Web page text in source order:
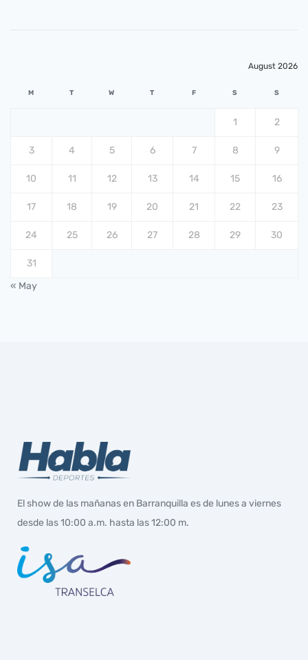
August 2026
M T W T F S S
1 2
3 4 5 6 7 8 9
10 11 12 13 14 15 16
17 18 19 20 21 22 23
24 25 26 27 28 29 30
31
« May
El show de las mañanas en Barranquilla es de lunes a viernes
desde las 10:00 a.m. hasta las 12:00 m.